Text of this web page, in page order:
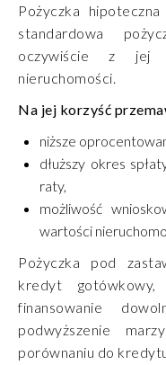
Pożyczka
standardowa
oczywiście z jej
nieruchomości.
Na jej korzyść
niższe
dłuższy okres
raty,
możliwość
wartości
Pożyczka pod
kredyt
finansowanie
podwyższenie
porównaniu do